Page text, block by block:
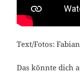
Text/Fotos:
Das könnte dich